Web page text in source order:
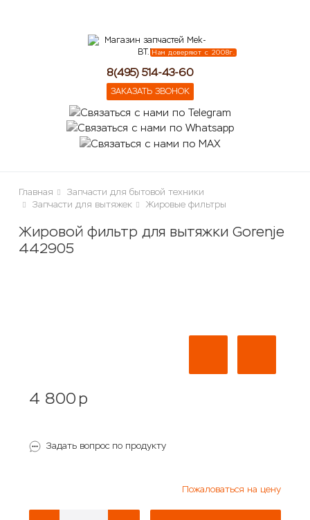
Нам доверяют с 2008г.
8(495) 514-43-60
ЗАКАЗАТЬ ЗВОНОК
Главная
Запчасти для бытовой техники
Запчасти для вытяжек
Жировые фильтры
Жировой фильтр для вытяжки Gorenje
442905
4 800 p
Задать вопрос по продукту
Пожаловаться на цену